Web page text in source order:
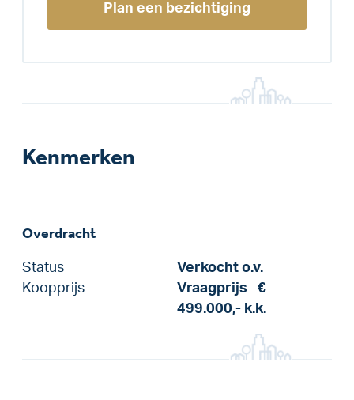
Plan een bezichtiging
Kenmerken
Overdracht
Status
Verkocht o.v.
Koopprijs
Vraagprijs
€
499.000,- k.k.